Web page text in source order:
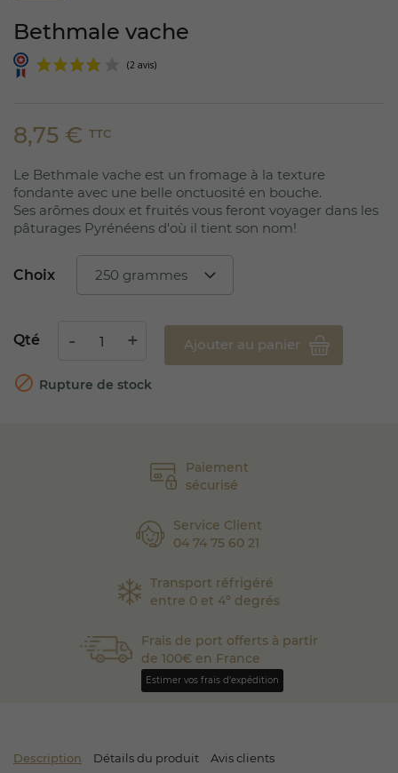
Paiement
sécurisé
Service Client
04 74 75 60 21
Transport réfrigéré
entre 0 et 4° degrés
Frais de port offerts à partir
de 100€ en France
Estimer vos frais d'expédition
Description Détails du produit Avis clients
Bethmale vache
(2 avis)
8,75 € TTC
Le Bethmale vache est un fromage à la texture
fondante avec une belle onctuosité en bouche.
Ses arômes doux et fruités vous feront voyager dans les
pâturages Pyrénéens d'où il tient son nom!
Choix
Qté Ajouter au panier
 Rupture de stock